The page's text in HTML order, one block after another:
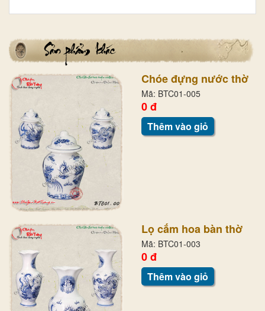
Chóe đựng nước thờ
Mã: BTC01-005
0 đ
Thêm vào giỏ
Lọ cắm hoa bàn thờ
Mã: BTC01-003
0 đ
Thêm vào giỏ